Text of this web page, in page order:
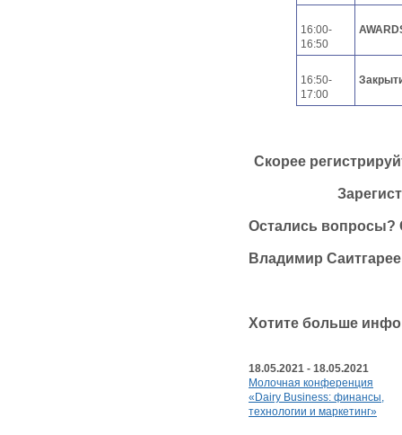
16:00-
16:50
16:50-
17:00
Скорее
Остались вопросы?
Владимир
Хотите больше
18.05.2021 - 18.05.2021
Молочная конференция
«Dairy Business: финансы,
технологии и маркетинг»